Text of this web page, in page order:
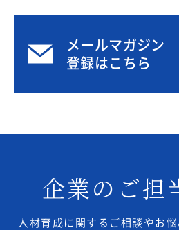
メールマガジン
登録はこちら
企業のご担
人材育成に関するご相談やお